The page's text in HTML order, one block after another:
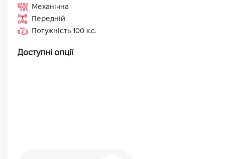
Механічна
Передній
Потужність 100 к.с.
Доступні опції